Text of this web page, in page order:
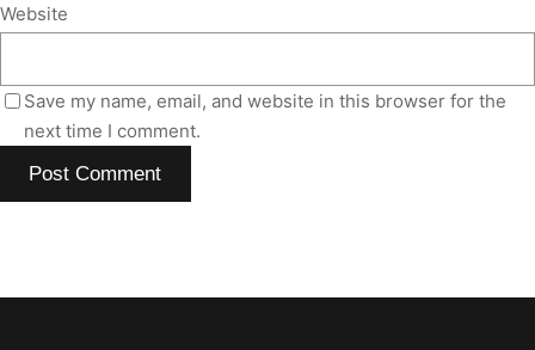
Website
Save my name, email, and website in this browser for the
next time I comment.